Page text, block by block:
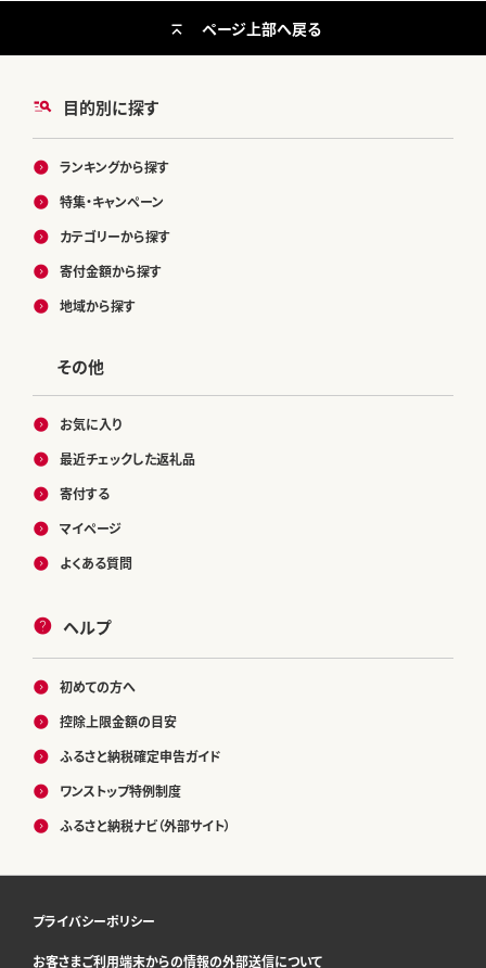
目的別に探す
ランキングから探す
特集・キャンペーン
カテゴリーから探す
寄付金額から探す
地域から探す
その他
お気に入り
最近チェックした返礼品
寄付する
マイページ
よくある質問
ヘルプ
初めての方へ
控除上限金額の目安
ふるさと納税確定申告ガイド
ワンストップ特例制度
ふるさと納税ナビ（外部サイト）
ページ上部へ戻る
プライバシーポリシー
お客さまご利用端末からの情報の外部送信について